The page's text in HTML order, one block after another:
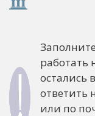
работать
остались
ответить
или по